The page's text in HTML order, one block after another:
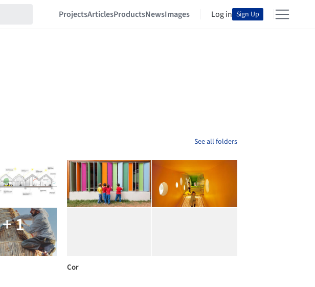
ProjectsArticlesProductsNewsImages Log in Sign Up
See all folders
+ 1
Cor